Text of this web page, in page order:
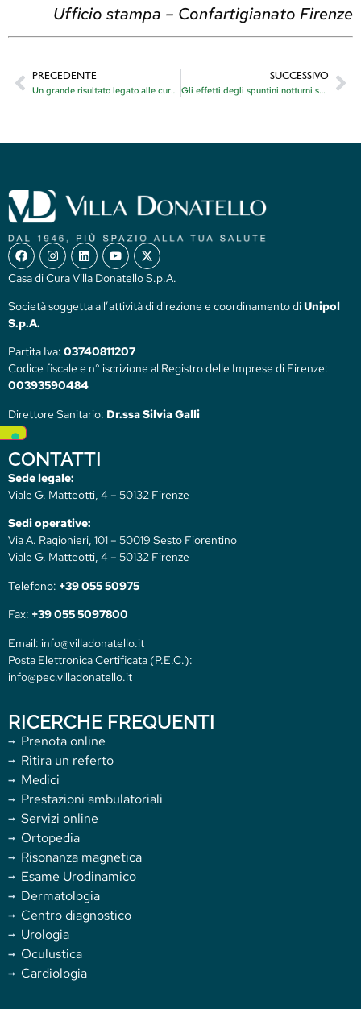
Ufficio stampa – Confartigianato Firenze
PRECEDENTE
Un grande risultato legato alle cure del morbo di Parkinson
SUCCESSIVO
Gli effetti degli spuntini notturni su sonno e salute
Casa di Cura Villa Donatello S.p.A.
Società soggetta all’attività di direzione e coordinamento diUnipol
S.p.A.
Partita Iva: 03740811207
Codice fiscale e n° iscrizione al Registro delle Imprese di Firenze:
00393590484
Direttore Sanitario: Dr.ssa Silvia Galli
CONTATTI
Sede legale:
Viale G. Matteotti, 4 – 50132 Firenze
Sedi operative:
Via A. Ragionieri, 101 – 50019 Sesto Fiorentino
Viale G. Matteotti, 4 – 50132 Firenze
Telefono: +39 055 50975
Fax: +39 055 5097800
Email: info@villadonatello.it
Posta Elettronica Certificata (P.E.C.):
info@pec.villadonatello.it
RICERCHE FREQUENTI
Prenota online
Ritira un referto
Medici
Prestazioni ambulatoriali
Servizi online
Ortopedia
Risonanza magnetica
Esame Urodinamico
Dermatologia
Centro diagnostico
Urologia
Oculustica
Cardiologia